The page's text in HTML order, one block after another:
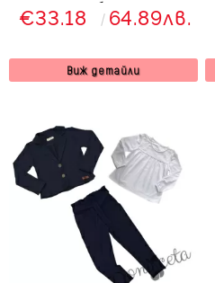
горчица и блуза с мече
€33.18 64.89лв.
Виж детайли